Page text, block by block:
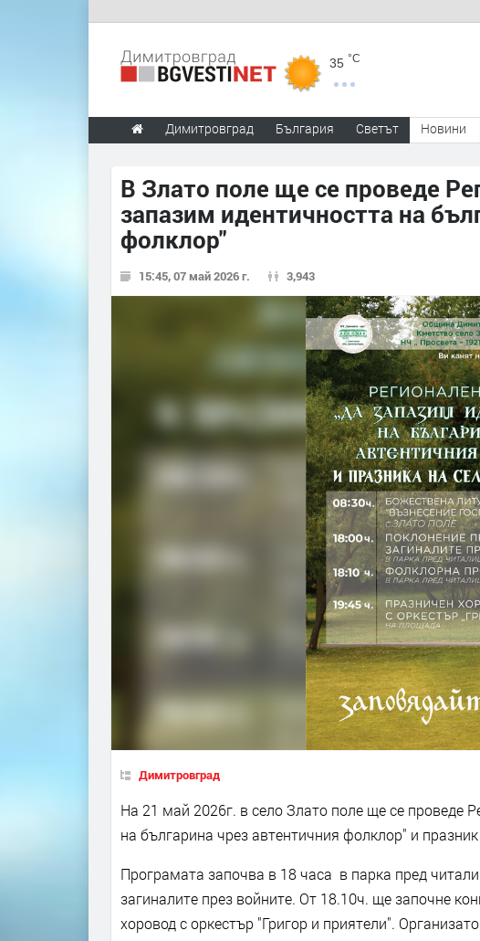
35 °C
Димитровград България Светът Новини
В Злато поле ще се проведе
запазим идентичността на
фолклор"
15:45, 07 май 2026 г. 3,943
Димитровград
На 21 май 2026г. в село Злато поле ще се проведе
на българина чрез автентичния фолклор" и
Програмата започва в 18 часа в парка пред
загиналите през войните. От 18.10ч. ще започне
хоровод с оркестър "Григор и приятели".